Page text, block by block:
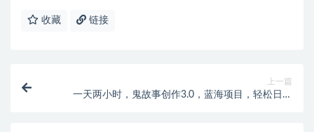
收藏 链接
上一篇
一天两小时，鬼故事创作3.0，蓝海项目，轻松日入